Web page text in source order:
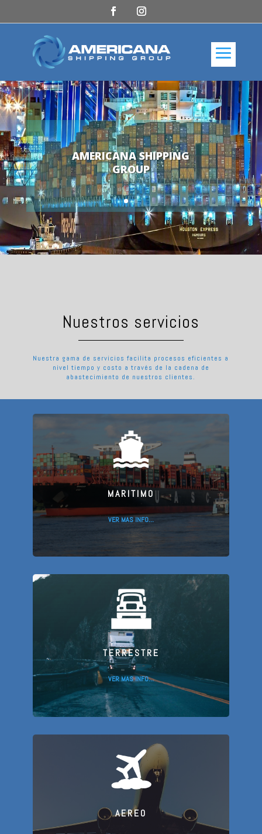
AMERICANA SHIPPING
GROUP
Nuestros servicios
Nuestra gama de servicios facilita procesos eficientes a
nivel tiempo y costo a través de la cadena de
abastecimiento de nuestros clientes.
MARITIMO
VER MAS INFO…
TERRESTRE
VER MAS INFO…
AEREO